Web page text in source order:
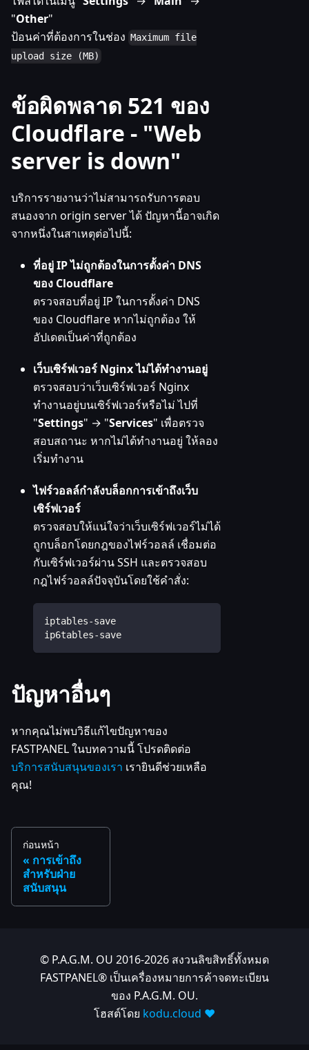
"Other"
ป้อนค่าที่ต้องการในช่อง Maximum file
upload size (MB)
ข้อผิดพลาด 521 ของ
Cloudflare - "Web
server is down"
บริการรายงานว่าไม่สามารถรับการตอบ
สนองจาก origin server ได้ ปัญหานี้อาจเกิด
จากหนึ่งในสาเหตุต่อไปนี้:
ที่อยู่ IP ไม่ถูกต้องในการตั้งค่า DNS
ของ Cloudflare
ตรวจสอบที่อยู่ IP ในการตั้งค่า DNS
ของ Cloudflare หากไม่ถูกต้อง ให้
อัปเดตเป็นค่าที่ถูกต้อง
เว็บเซิร์ฟเวอร์ Nginx ไม่ได้ทำงานอยู่
ตรวจสอบว่าเว็บเซิร์ฟเวอร์ Nginx
ทำงานอยู่บนเซิร์ฟเวอร์หรือไม่ ไปที่
"Settings" → "Services" เพื่อตรวจ
สอบสถานะ หากไม่ได้ทำงานอยู่ ให้ลอง
เริ่มทำงาน
ไฟร์วอลล์กำลังบล็อกการเข้าถึงเว็บ
เซิร์ฟเวอร์
ตรวจสอบให้แน่ใจว่าเว็บเซิร์ฟเวอร์ไม่ได้
ถูกบล็อกโดยกฎของไฟร์วอลล์ เชื่อมต่อ
กับเซิร์ฟเวอร์ผ่าน SSH และตรวจสอบ
กฎไฟร์วอลล์ปัจจุบันโดยใช้คำสั่ง:
iptables-save
ip6tables-save
ปัญหาอื่นๆ
หากคุณไม่พบวิธีแก้ไขปัญหาของ
FASTPANEL ในบทความนี้ โปรดติดต่อ
บริการสนับสนุนของเรา เรายินดีช่วยเหลือ
คุณ!
ก่อนหน้า
การเข้าถึง
สำหรับฝ่าย
สนับสนุน
© P.A.G.M. OU 2016-2026 สงวนลิขสิทธิ์ทั้งหมด
FASTPANEL® เป็นเครื่องหมายการค้าจดทะเบียน
ของ P.A.G.M. OU.
โฮสต์โดย kodu.cloud ❤️